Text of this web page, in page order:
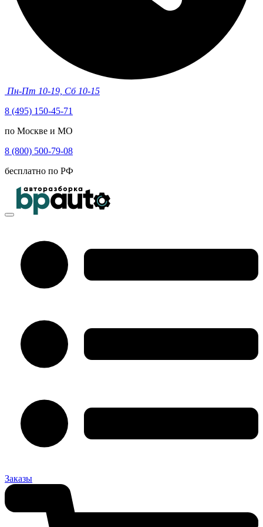
Пн-Пт 10-19, Сб 10-15
8 (495) 150-45-71
по Москве и МО
8 (800) 500-79-08
бесплатно по РФ
Заказы